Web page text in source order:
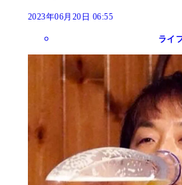
2023年06月20日 06:55
ライ